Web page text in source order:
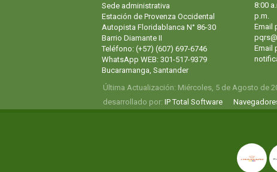
Sede administrativa
Estación de Provenza Occidental
Autopista Floridablanca N° 86-30
Barrio Diamante II
Teléfono: (+57) (607) 697-6746
WhatsApp WEB: 301-517-9379
Bucaramanga, Santander
8:00
p.m.
Email
Email
Última Actualización: Miércoles, 5 de Agosto de
desarrollado por: IP Total Software